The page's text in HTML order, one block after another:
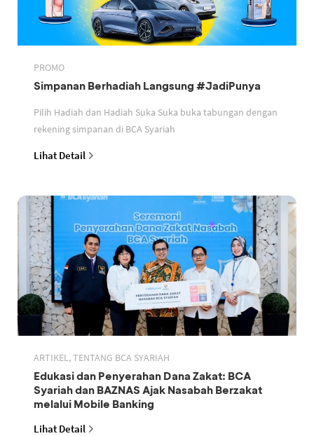
PROMO
Simpanan Berhadiah Langsung #JadiPunya
Pilih Hadiah dan Hadiah Suka Suka buka tabungan dengan
rekening simpanan di BCA Syariah
Lihat Detail
ARTIKEL, TENTANG BCA SYARIAH
Edukasi dan Penyerahan Dana Zakat: BCA
Syariah dan BAZNAS Ajak Nasabah Berzakat
melalui Mobile Banking
Lihat Detail